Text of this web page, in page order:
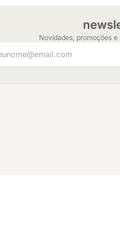
Novidades, promoções